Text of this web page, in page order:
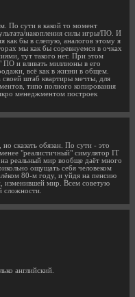
По сути в какой то момент
накопления силы игры/ПО. И
как бы в слепую, аналогов этому я
мы как бы соревнуемся в очках
тут такого нет. При этом
и вливать миллионы в его
всё как в жизни в общем.
штаб квартиры мечты, для
типо полного копирования
менеджментом построек
сказать обязан. По сути - это
"реалистичный" симулятор IT
реальный мир вообще даёт много
ощущать себя человеком
80-м году, и уйдя на пенсию
изменившей мир. Всем советую
сложности.
английский.